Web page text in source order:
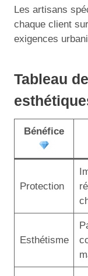
Les artisans
chaque client
exigences
Tableau
Bénéfice
Protection
Esthétisme